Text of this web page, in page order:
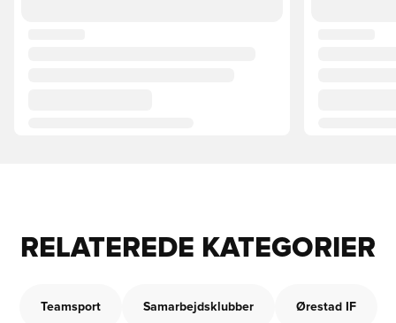
RELATEREDE KATEGORIER
Teamsport Samarbejdsklubber Ørestad IF